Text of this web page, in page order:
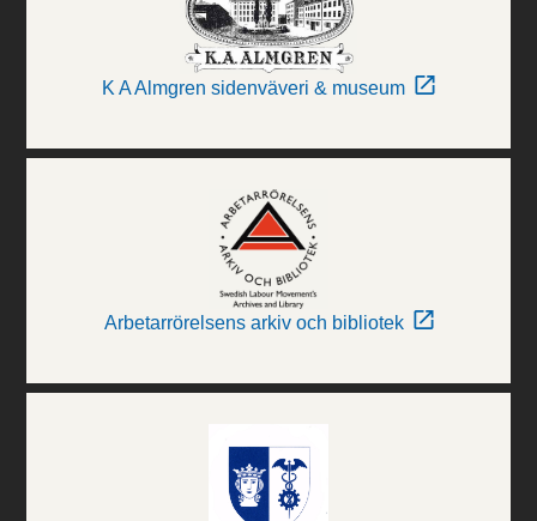
K A Almgren sidenväveri & museum
Arbetarrörelsens arkiv och bibliotek